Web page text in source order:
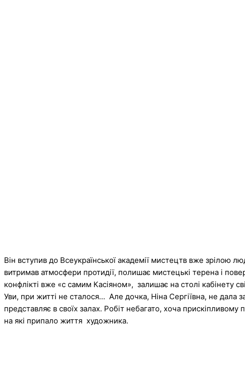
Він вступив до Всеукраїнської академії мистецтв вже
витримав атмосфери протидії, полишає мистецькі терена і
конфлікті вже «с самим Касіяном», залишає на столі кабінету
Уви, при житті не сталося… Але дочка, Ніна Сергіївна, не
представляє в своїх залах. Робіт небагато, хоча
на які припало життя художника.